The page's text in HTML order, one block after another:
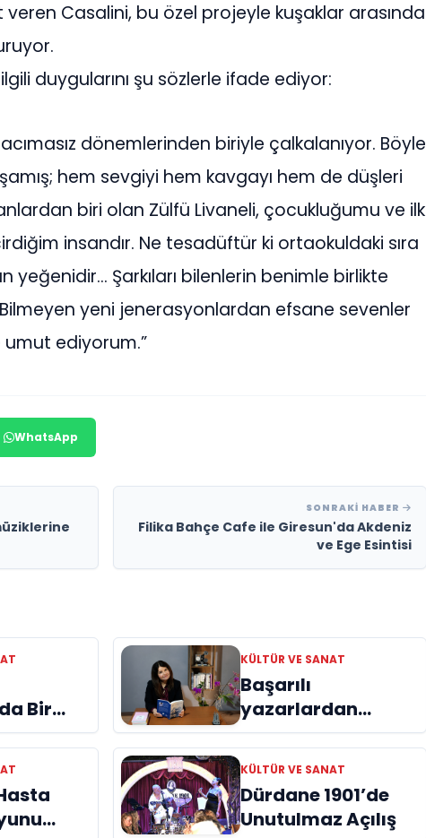
Casalini, bu özel projeyle kuşaklar arasında
duygularını şu sözlerle ifade ediyor:
dönemlerinden biriyle çalkalanıyor. Böyle
hem sevgiyi hem kavgayı hem de düşleri
biri olan Zülfü Livaneli, çocukluğumu ve ilk
insandır. Ne tesadüftür ki ortaokuldaki sıra
yeğenidir… Şarkıları bilenlerin benimle birlikte
yeni jenerasyonlardan efsane sevenler
umut ediyorum.”
WhatsApp
SONRAKI HABER
Filika Bahçe Cafe ile Giresun'da Akdeniz
ve Ege Esintisi
Bir
Karası
KÜLTÜR VE SANAT
Başarılı
yazarlardan
Azime Savaş’tan
başucu kitabı
“Emanet”
raflardaki yerini
aldı
KÜLTÜR VE SANAT
Dürdane 1901’de
Unutulmaz Açılış